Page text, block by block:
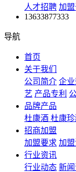
人才招聘 加
13633877333
导航
首页
关于我们
公司简介 企
艺 产品专利
品牌产品
杜康酒 杜康
招商加盟
加盟要求 加
行业资讯
行业动态 新